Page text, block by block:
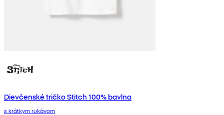
Dievčenské tričko Stitch 100% bavlna
s krátkym rukávom